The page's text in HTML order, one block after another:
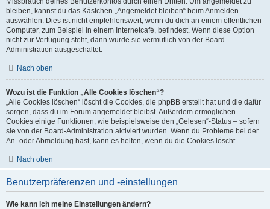
bleiben, kannst du das Kästchen „Angemeldet bleiben“ beim Anmelden
auswählen. Dies ist nicht empfehlenswert, wenn du dich an einem öffentlichen
Computer, zum Beispiel in einem Internetcafé, befindest. Wenn diese Option
nicht zur Verfügung steht, dann wurde sie vermutlich von der Board-
Administration ausgeschaltet.
Nach oben
Wozu ist die Funktion „Alle Cookies löschen“?
„Alle Cookies löschen“ löscht die Cookies, die phpBB erstellt hat und die dafür
sorgen, dass du im Forum angemeldet bleibst. Außerdem ermöglichen
Cookies einige Funktionen, wie beispielsweise den „Gelesen“-Status – sofern
sie von der Board-Administration aktiviert wurden. Wenn du Probleme bei der
An- oder Abmeldung hast, kann es helfen, wenn du die Cookies löscht.
Nach oben
Benutzerpräferenzen und -einstellungen
Wie kann ich meine Einstellungen ändern?